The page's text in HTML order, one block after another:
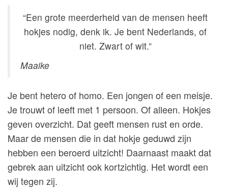
“Een grote meerderheid van de mensen heeft
hokjes nodig, denk ik. Je bent Nederlands, of
niet. Zwart of wit.”
Maaike
Je bent hetero of homo. Een jongen of een meisje.
Je trouwt of leeft met 1 persoon. Of alleen. Hokjes
geven overzicht. Dat geeft mensen rust en orde.
Maar de mensen die in dat hokje geduwd zijn
hebben een beroerd uitzicht! Daarnaast maakt dat
gebrek aan uitzicht ook kortzichtig. Het wordt een
wij tegen zij.